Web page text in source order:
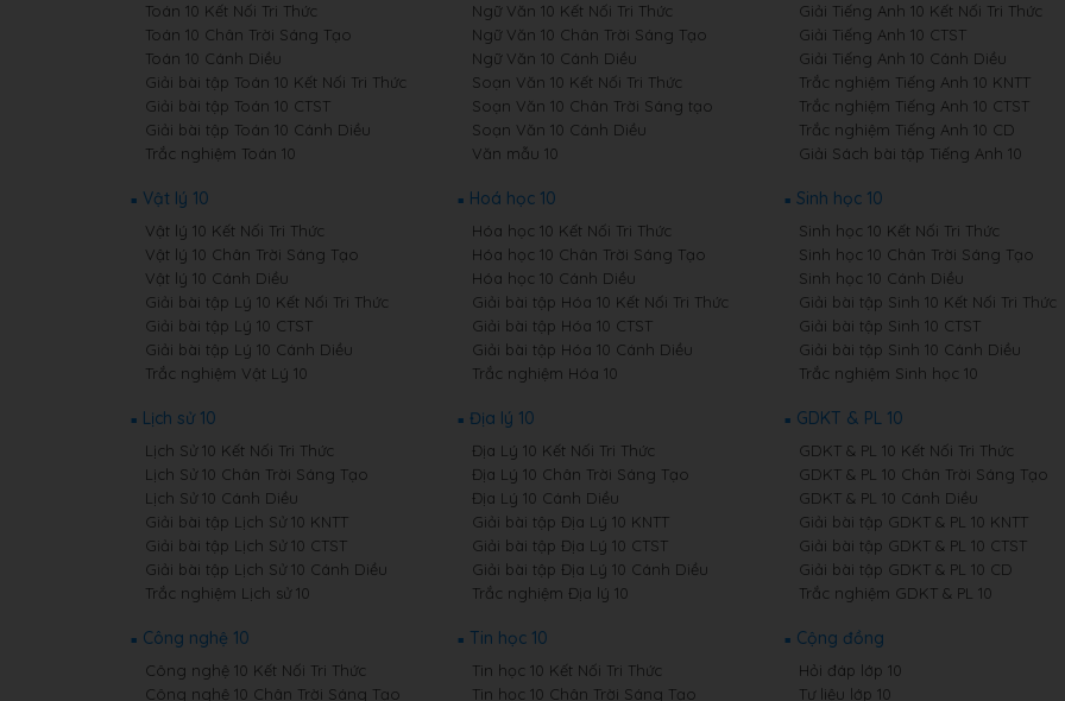
Toán 10 Kết Nối Tri Thức
Toán 10 Chân Trời Sáng Tạo
Toán 10 Cánh Diều
Giải bài tập Toán 10 Kết Nối Tri Thức
Giải bài tập Toán 10 CTST
Giải bài tập Toán 10 Cánh Diều
Trắc nghiệm Toán 10
Ngữ Văn 10 Kết Nối Tri Thức
Ngữ Văn 10 Chân Trời Sáng Tạo
Ngữ Văn 10 Cánh Diều
Soạn Văn 10 Kết Nối Tri Thức
Soạn Văn 10 Chân Trời Sáng tạo
Soạn Văn 10 Cánh Diều
Văn mẫu 10
Giải Tiếng Anh 10 Kết Nối Tri Thức
Giải Tiếng Anh 10 CTST
Giải Tiếng Anh 10 Cánh Diều
Trắc nghiệm Tiếng Anh 10 KNTT
Trắc nghiệm Tiếng Anh 10 CTST
Trắc nghiệm Tiếng Anh 10 CD
Giải Sách bài tập Tiếng Anh 10
Vật lý 10
Vật lý 10 Kết Nối Tri Thức
Vật lý 10 Chân Trời Sáng Tạo
Vật lý 10 Cánh Diều
Giải bài tập Lý 10 Kết Nối Tri Thức
Giải bài tập Lý 10 CTST
Giải bài tập Lý 10 Cánh Diều
Trắc nghiệm Vật Lý 10
Hoá học 10
Hóa học 10 Kết Nối Tri Thức
Hóa học 10 Chân Trời Sáng Tạo
Hóa học 10 Cánh Diều
Giải bài tập Hóa 10 Kết Nối Tri Thức
Giải bài tập Hóa 10 CTST
Giải bài tập Hóa 10 Cánh Diều
Trắc nghiệm Hóa 10
Sinh học 10
Sinh học 10 Kết Nối Tri Thức
Sinh học 10 Chân Trời Sáng Tạo
Sinh học 10 Cánh Diều
Giải bài tập Sinh 10 Kết Nối Tri Thức
Giải bài tập Sinh 10 CTST
Giải bài tập Sinh 10 Cánh Diều
Trắc nghiệm Sinh học 10
Lịch sử 10
Lịch Sử 10 Kết Nối Tri Thức
Lịch Sử 10 Chân Trời Sáng Tạo
Lịch Sử 10 Cánh Diều
Giải bài tập Lịch Sử 10 KNTT
Giải bài tập Lịch Sử 10 CTST
Giải bài tập Lịch Sử 10 Cánh Diều
Trắc nghiệm Lịch sử 10
Địa lý 10
Địa Lý 10 Kết Nối Tri Thức
Địa Lý 10 Chân Trời Sáng Tạo
Địa Lý 10 Cánh Diều
Giải bài tập Địa Lý 10 KNTT
Giải bài tập Địa Lý 10 CTST
Giải bài tập Địa Lý 10 Cánh Diều
Trắc nghiệm Địa lý 10
GDKT & PL 10
GDKT & PL 10 Kết Nối Tri Thức
GDKT & PL 10 Chân Trời Sáng Tạo
GDKT & PL 10 Cánh Diều
Giải bài tập GDKT & PL 10 KNTT
Giải bài tập GDKT & PL 10 CTST
Giải bài tập GDKT & PL 10 CD
Trắc nghiệm GDKT & PL 10
Công nghệ 10
Công nghệ 10 Kết Nối Tri Thức
Công nghệ 10 Chân Trời Sáng Tạo
Tin học 10
Tin học 10 Kết Nối Tri Thức
Tin học 10 Chân Trời Sáng Tạo
Cộng đồng
Hỏi đáp lớp 10
Tư liệu lớp 10